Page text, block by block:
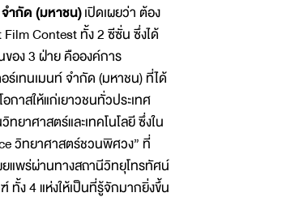
ำกัด (มหาชน)เปิดเผยว่า ต้อง
Contest ทั้ง 2 ซีซั่น ซึ่งได้
ของ 3 ฝ่าย คือองค์การ
เทนเมนท์ จำกัด (มหาชน) ที่ได้
าสให้แก่เยาวชนทั่วประเทศ
ยาศาสตร์และเทคโนโลยี ซึ่งใน
วิทยาศาสตร์ชวนพิศวง” ที่
แพร่ผ่านทางสถานีวิทยุโทรทัศน์
ง 4 แห่งให้เป็นที่รู้จักมากยิ่งขึ้น